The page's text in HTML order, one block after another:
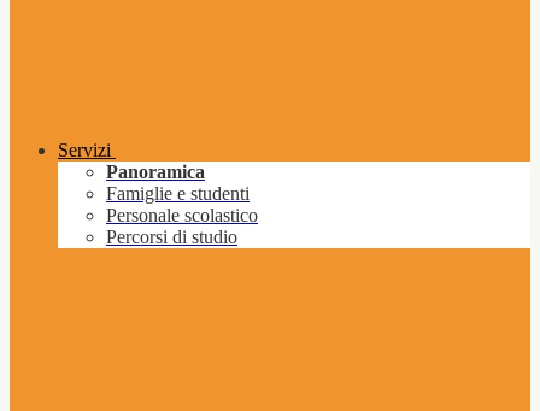
Servizi
Panoramica
Famiglie e studenti
Personale scolastico
Percorsi di studio